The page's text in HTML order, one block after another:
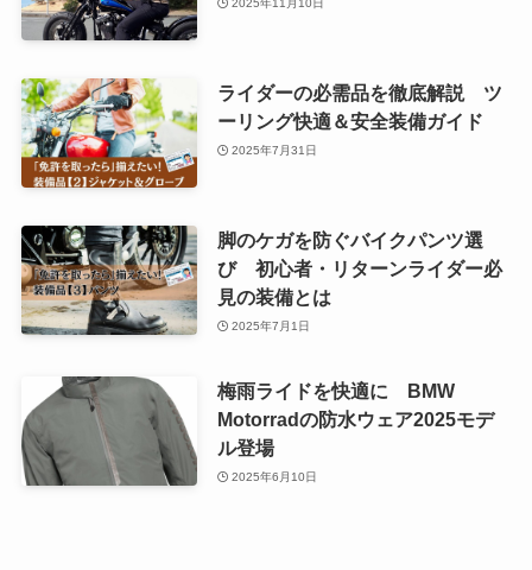
2025年11月10日
ライダーの必需品を徹底解説 ツ
ーリング快適＆安全装備ガイド
2025年7月31日
脚のケガを防ぐバイクパンツ選
び 初心者・リターンライダー必
見の装備とは
2025年7月1日
梅雨ライドを快適に BMW
Motorradの防水ウェア2025モデ
ル登場
2025年6月10日